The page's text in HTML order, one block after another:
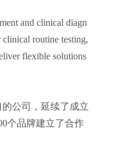
and clinical diagn
routine testing,
flexible solutions
公司，延续了成立
个品牌建立了合作